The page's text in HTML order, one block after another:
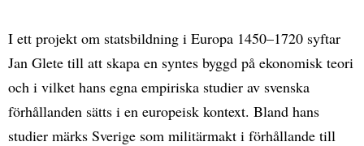
I ett projekt om statsbildning i Europa 1450–1720 syftar
Jan Glete till att skapa en syntes byggd på ekonomisk teori
och i vilket hans egna empiriska studier av svenska
förhållanden sätts i en europeisk kontext. Bland hans
studier märks Sverige som militärmakt i förhållande till